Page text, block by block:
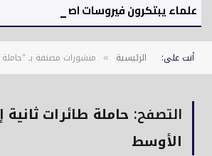
أنت على: الرئيسية » منشورات مصنفة بـ "حاملة
التصفح: حاملة طائرات
الأوسط